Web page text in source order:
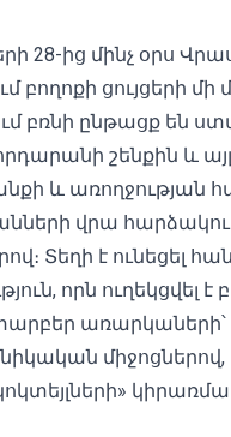
28-ից մինչ օրս
ցույցերի մի
բռնի ընթացք են
շենքին և
և առողջության
վրա
Տեղի է ունեցել
որն ուղեկցվել է
առարկաների՝
միջոցներով,